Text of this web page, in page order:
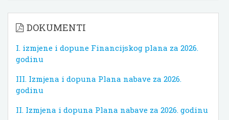
DOKUMENTI
I. izmjene i dopune Financijskog plana za 2026.
godinu
III. Izmjena i dopuna Plana nabave za 2026.
godinu
II. Izmjena i dopuna Plana nabave za 2026. godinu